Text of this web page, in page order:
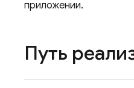
приложении.
Путь